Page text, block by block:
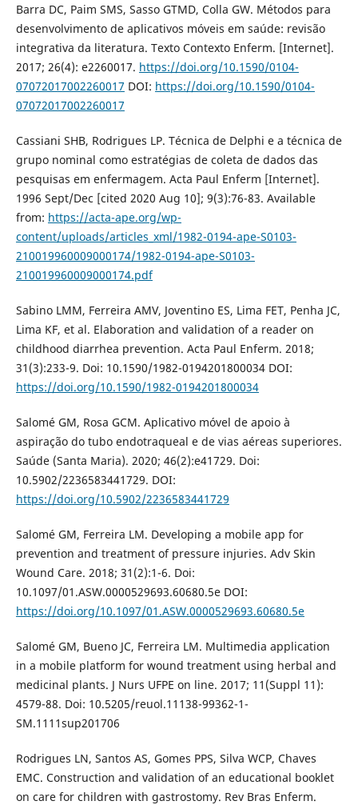
Barra DC, Paim SMS, Sasso GTMD, Colla GW. Métodos para
desenvolvimento de aplicativos móveis em saúde: revisão
integrativa da literatura. Texto Contexto Enferm. [Internet].
2017; 26(4): e2260017. https://doi.org/10.1590/0104-
07072017002260017 DOI: https://doi.org/10.1590/0104-
07072017002260017
Cassiani SHB, Rodrigues LP. Técnica de Delphi e a técnica de
grupo nominal como estratégias de coleta de dados das
pesquisas em enfermagem. Acta Paul Enferm [Internet].
1996 Sept/Dec [cited 2020 Aug 10]; 9(3):76-83. Available
from: https://acta-ape.org/wp-
content/uploads/articles_xml/1982-0194-ape-S0103-
210019960009000174/1982-0194-ape-S0103-
210019960009000174.pdf
Sabino LMM, Ferreira AMV, Joventino ES, Lima FET, Penha JC,
Lima KF, et al. Elaboration and validation of a reader on
childhood diarrhea prevention. Acta Paul Enferm. 2018;
31(3):233-9. Doi: 10.1590/1982-0194201800034 DOI:
https://doi.org/10.1590/1982-0194201800034
Salomé GM, Rosa GCM. Aplicativo móvel de apoio à
aspiração do tubo endotraqueal e de vias aéreas superiores.
Saúde (Santa Maria). 2020; 46(2):e41729. Doi:
10.5902/2236583441729. DOI:
https://doi.org/10.5902/2236583441729
Salomé GM, Ferreira LM. Developing a mobile app for
prevention and treatment of pressure injuries. Adv Skin
Wound Care. 2018; 31(2):1-6. Doi:
10.1097/01.ASW.0000529693.60680.5e DOI:
https://doi.org/10.1097/01.ASW.0000529693.60680.5e
Salomé GM, Bueno JC, Ferreira LM. Multimedia application
in a mobile platform for wound treatment using herbal and
medicinal plants. J Nurs UFPE on line. 2017; 11(Suppl 11):
4579-88. Doi: 10.5205/reuol.11138-99362-1-
SM.1111sup201706
Rodrigues LN, Santos AS, Gomes PPS, Silva WCP, Chaves
EMC. Construction and validation of an educational booklet
on care for children with gastrostomy. Rev Bras Enferm.